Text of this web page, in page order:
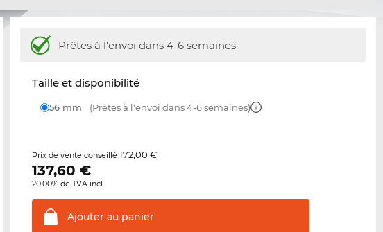
Prêtes à l'envoi dans 4-6 semaines
Taille et disponibilité
56 mm (Prêtes à l'envoi dans 4-6 semaines)
Prix de vente conseillé172,00 €
137,60 €
20.00% de TVA incl.
Ajouter au panier